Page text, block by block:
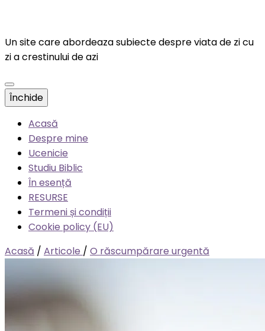
Un site care abordeaza subiecte despre viata de zi cu
zi a crestinului de azi
Închide
Acasă
Despre mine
Ucenicie
Studiu Biblic
În esență
RESURSE
Termeni și condiții
Cookie policy (EU)
Acasă / Articole / O răscumpărare urgentă